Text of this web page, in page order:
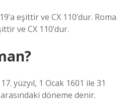
eşittir ve CX 110’dur. Roma
ve CX 110’dur.
yüzyıl, 1 Ocak 1601 ile 31
döneme denir.